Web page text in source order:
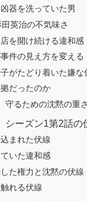
器を洗っていた男
英治の不気味さ
を開け続ける違和感
件の見え方を変える
がたどり着いた嫌な
だったのか
守るための沈黙の重さ
シーズン1第2話の
まれた伏線
いた違和感
た権力と沈黙の伏線
れる伏線